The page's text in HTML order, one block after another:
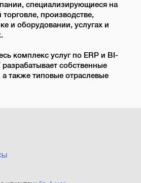
специализирующиеся на
производстве,
и оборудовании, услугах и
комплекс услуг по ERP и BI-
собственные
также типовые отраслевые